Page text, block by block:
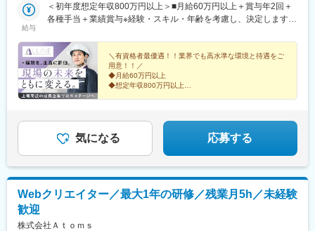
て牽引いただける方をお待ちしています。
・東北～関東圏の方であれば基本フルリモート勤務が可能です。
お客様先でのプロジェクト管理など一部発生する場合もあります
が、勤務時間も自分の裁量で決められる点も多く働きやすい環境
です。
上長・同僚問わず気軽に何でも相談ができる社風です。
ープレミアムビル5階▼支店・営業所■札幌営業所北海道札幌市白
石区本通南3-2-8 島田ビル5階■東北支店宮城県仙台市泉区泉中央
2993-2■名古屋営業所愛知県名古屋市東区葵1-14-13アーク新栄ビ
ル10階■九州営業所福岡県福岡市中央区天神4-1-28天神リベラ703
船堀駅、押上駅、木場駅(東京都)、清澄白河駅、有楽町駅、豊洲
駅、南砂町駅、三田駅(東京都)、森下駅(東京都)、高輪台駅、新木
駅、テレコムセンター駅、六本木駅、田町駅(東京都)、白金高輪
駅、高輪ゲートウェイ駅、神谷町駅、外苑前駅、国立駅、南新宿
駅、初台駅、千駄ケ谷駅、曙橋駅、国立競技場駅、四谷三丁目
駅、西荻窪駅、富士見ケ丘駅、荻窪駅、神保町駅、淡路町駅、市
ケ谷駅、九段下駅、上野御徒町駅、昭和島駅、池上駅、糀谷駅、
新富町駅(東京都)、勝どき駅、京橋駅(東京都)、新中野駅、京王八
王子駅、武蔵五日市駅、西台駅、本蓮沼駅、大森海岸駅、青物横
丁駅、武蔵境駅、三鷹駅、吉祥寺駅、本郷三丁目駅、湯島駅、飯
ポーツセンター駅、みつわ台駅、蘇我駅、海浜幕張駅、前原駅、
駅、新八柱駅、大宮駅(埼玉県)、南浦和駅、さいたま新都心駅、北
給与
＜初年度想定年収800万円以上＞■月給60万円以上＋賞与年2回＋
各種手当＋業績賞与※経験・スキル・年齢を考慮し、決定します。
みます。超過分は別途支給します。※前職給与保証について：年
齢、経験、能力、適性を考慮して、支給額を決定します。＜資格
保有者の年収例＞1100万円／１級建築施工管理技士1100万円／１
級建築士
＼有資格者最優遇！！業界でも高水準な環境と待遇をご
用意！！／
◆月給60万円以上
◆想定年収800万円以上
◆明確な評価制度で着実に昇給
気になる 応募する
Webクリエイター／最大1年の研修／残業月5h／未経験
歓迎
株式会社Ａｔｏｍｓ